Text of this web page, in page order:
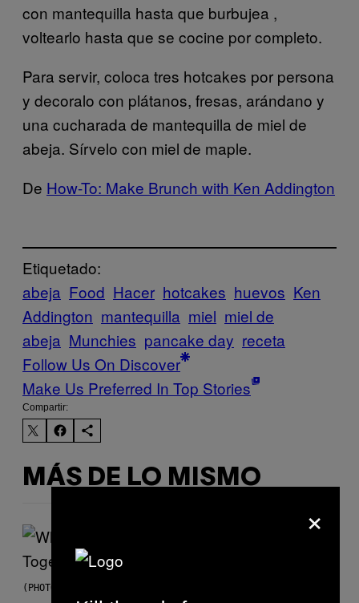
con mantequilla hasta que burbujea ,
voltearlo hasta que se cocine por completo.
Para servir, coloca tres hotcakes por persona
y decoralo con plátanos, fresas, arándano y
una cucharada de mantequilla de miel de
abeja. Sírvelo con miel de maple.
De How-To: Make Brunch with Ken Addington
Etiquetado:
abeja Food Hacer hotcakes huevos Ken
Addington mantequilla miel miel de
abeja Munchies pancake day receta
Follow Us On Discover
Make Us Preferred In Top Stories
Compartir:
MÁS DE LO MISMO
(PHOTO BY NOAM GALAI/GETTY IMAGES FOR TRIBECA FESTIVAL)
×